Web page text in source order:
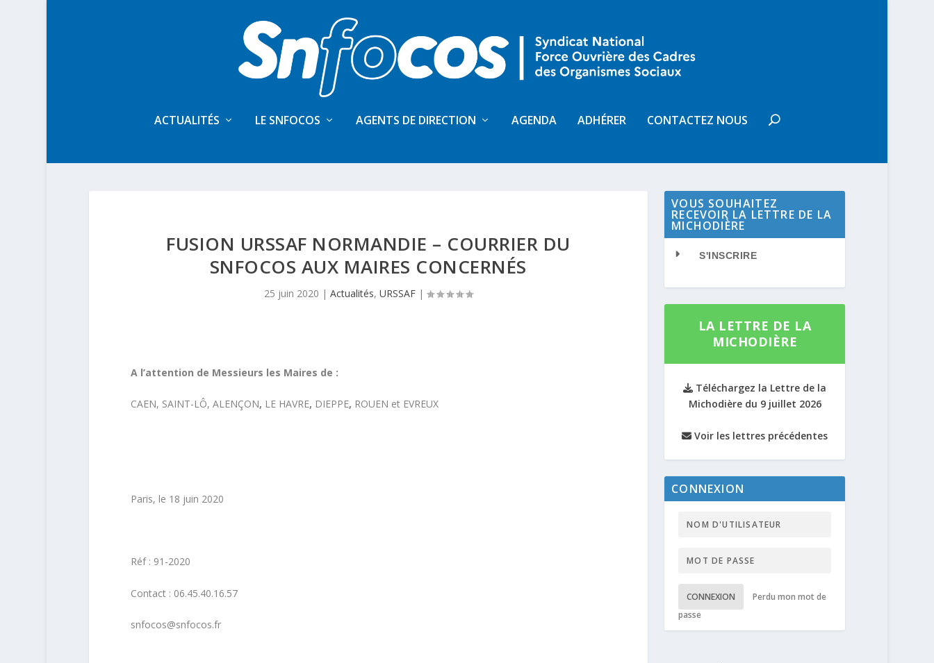
ACTUALITÉS LE SNFOCOS AGENTS DE DIRECTION AGENDA ADHÉRER CONTACTEZ NOUS
FUSION URSSAF NORMANDIE – COURRIER DU
SNFOCOS AUX MAIRES CONCERNÉS
25 juin 2020 | Actualités, URSSAF|
A l’attention de Messieurs les Maires de :
CAEN, SAINT-LÔ, ALENÇON, LE HAVRE, DIEPPE, ROUEN et EVREUX
Paris, le 18 juin 2020
Réf : 91-2020
Contact : 06.45.40.16.57
snfocos@snfocos.fr
VOUS SOUHAITEZ
RECEVOIR LA LETTRE DE LA
MICHODIÈRE
S'INSCRIRE
LA LETTRE DE LA
MICHODIÈRE
Téléchargez la Lettre de la
Michodière du 9 juillet 2026
Voir les lettres précédentes
CONNEXION
CONNEXION
Perdu mon mot de
passe